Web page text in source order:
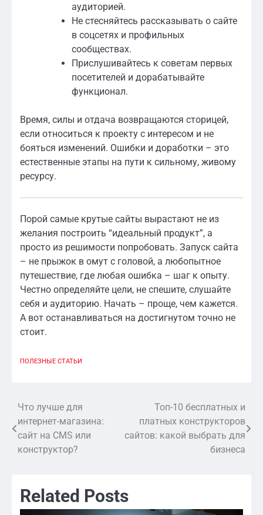
аудиторией.
Не стесняйтесь рассказывать о сайте
в соцсетях и профильных
сообществах.
Прислушивайтесь к советам первых
посетителей и дорабатывайте
функционал.
Время, силы и отдача возвращаются сторицей,
если относиться к проекту с интересом и не
бояться изменений. Ошибки и доработки – это
естественные этапы на пути к сильному, живому
ресурсу.
Порой самые крутые сайты вырастают не из
желания построить “идеальный продукт”, а
просто из решимости попробовать. Запуск сайта
– не прыжок в омут с головой, а любопытное
путешествие, где любая ошибка – шаг к опыту.
Честно определяйте цели, не спешите, слушайте
себя и аудиторию. Начать – проще, чем кажется.
А вот останавливаться на достигнутом точно не
стоит.
ПОЛЕЗНЫЕ СТАТЬИ
Навигация
по
записям
Что лучше для
интернет-магазина:
сайт на CMS или
конструктор?
Топ-10 бесплатных и
платных конструкторов
сайтов: какой выбрать для
бизнеса
Related Posts